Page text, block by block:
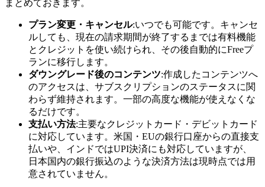
まとめておきます。
プラン変更・キャンセル:いつでも可能です。キャンセ
ルしても、現在の請求期間が終了するまでは有料機能
とクレジットを使い続けられ、その後自動的にFreeプ
ランに移行します。
ダウングレード後のコンテンツ:作成したコンテンツへ
のアクセスは、サブスクリプションのステータスに関
わらず維持されます。一部の高度な機能が使えなくな
るだけです。
支払い方法:主要なクレジットカード・デビットカード
に対応しています。米国・EUの銀行口座からの直接支
払いや、インドではUPI決済にも対応していますが、
日本国内の銀行振込のような決済方法は現時点では用
意されていません。